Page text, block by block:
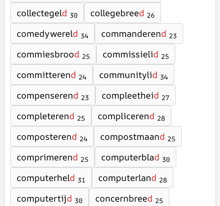
collectegeld 30 collegebreed 26
comedywereld 34 commanderend 23
commiesbrood 25 commissielid 25
committerend 24 communitylid 34
compenserend 23 compleetheid 27
completerend 25 complicerend 28
composterend 24 compostmaand 25
comprimerend 25 computerblad 30
computerheld 31 computerland 28
computertijd 30 concernbreed 25